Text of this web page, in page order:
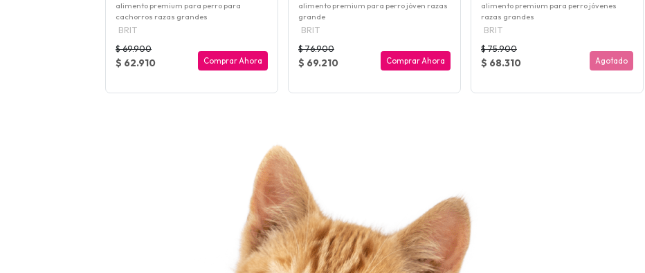
alimento premium para perro para
cachorros razas grandes
BRIT
$ 69.900
$ 62.910 Comprar Ahora
alimento premium para perro jóven razas
grande
BRIT
$ 76.900
$ 69.210 Comprar Ahora
alimento premium para perro jóvenes
razas grandes
BRIT
$ 75.900
$ 68.310 Agotado